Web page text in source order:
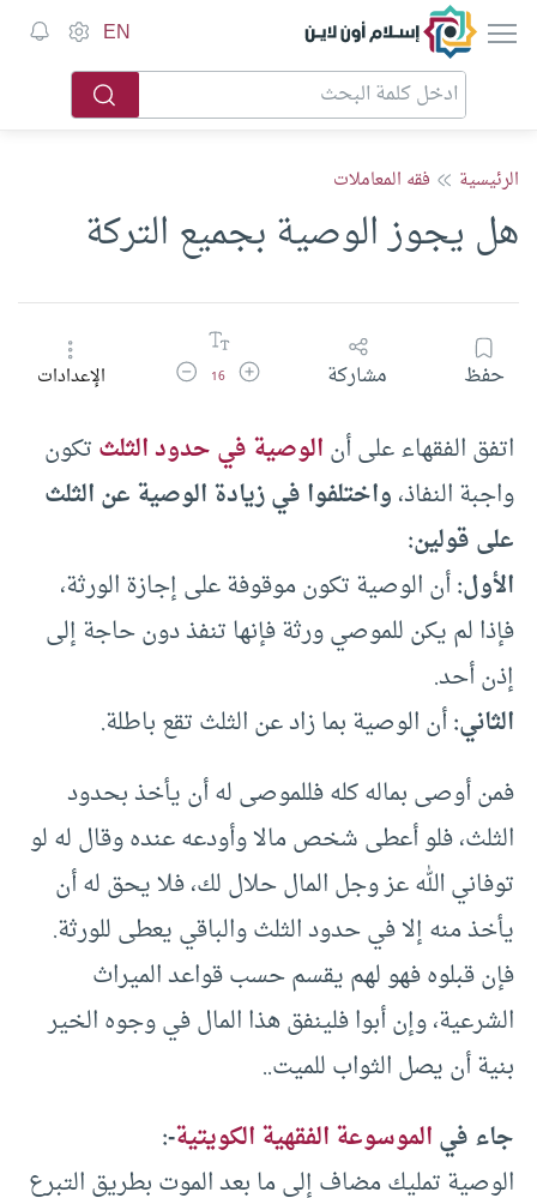
إسلام أون لاين EN
الرئيسية فقه المعاملات
هل يجوز الوصية بجميع التركة
حفظ مشاركة زيادة حجم الخط
16 تقليل حجم الخطالإعدادات
اتفق الفقهاء على أنالوصية في حدود الثلثتكون
واجبة النفاذ،واختلفوا في زيادة الوصية عن الثلث
على قولين:
الأول:أن الوصية تكون موقوفة على إجازة الورثة،
فإذا لم يكن للموصي ورثة فإنها تنفذ دون حاجة إلى
إذن أحد.
الثاني:أن الوصية بما زاد عن الثلث تقع باطلة.
فمن أوصى بماله كله فللموصى له أن يأخذ بحدود
الثلث، فلو أعطى شخص مالا وأودعه عنده وقال له لو
توفاني الله عز وجل المال حلال لك، فلا يحق له أن
يأخذ منه إلا في حدود الثلث والباقي يعطى للورثة.
فإن قبلوه فهو لهم يقسم حسب قواعد الميراث
الشرعية، وإن أبوا فلينفق هذا المال في وجوه الخير
بنية أن يصل الثواب للميت..
جاء فيالموسوعة الفقهية الكويتية-:
الوصية تمليك مضاف إلى ما بعد الموت بطريق التبرع